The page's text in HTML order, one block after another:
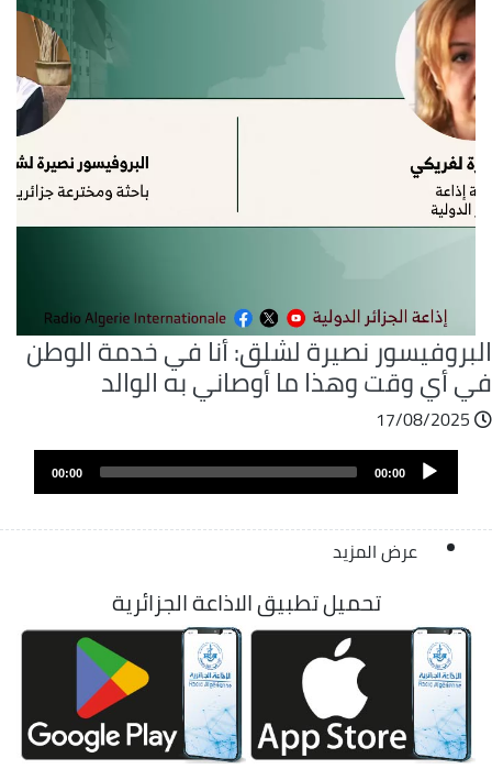
نصيرة لشلق: أنا في خدمة الوطن
أي وقت وهذا ما أوصاني به الوالد
17/08/2025
ملفAudio
Player
00:00
00:00
عرض المزيد
تحميل تطبيق الاذاعة الجزائرية